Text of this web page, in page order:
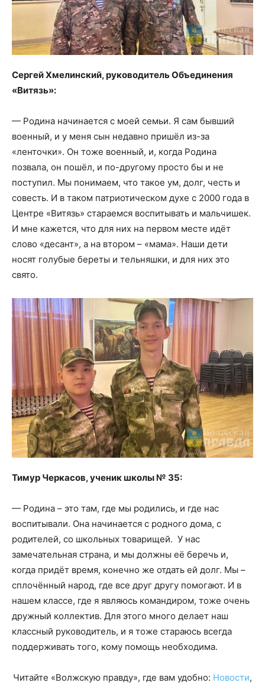
Сергей Хмелинский, руководитель Объединения
«Витязь»:
— Родина начинается с моей семьи. Я сам бывший
военный, и у меня сын недавно пришёл из-за
«ленточки». Он тоже военный, и, когда Родина
позвала, он пошёл, и по-другому просто бы и не
поступил. Мы понимаем, что такое ум, долг, честь и
совесть. И в таком патриотическом духе с 2000 года в
Центре «Витязь» стараемся воспитывать и мальчишек.
И мне кажется, что для них на первом месте идёт
слово «десант», а на втором – «мама». Наши дети
носят голубые береты и тельняшки, и для них это
свято.
Тимур Черкасов, ученик школы № 35:
— Родина – это там, где мы родились, и где нас
воспитывали. Она начинается с родного дома, с
родителей, со школьных товарищей. У нас
замечательная страна, и мы должны её беречь и,
когда придёт время, конечно же отдать ей долг. Мы –
сплочённый народ, где все друг другу помогают. И в
нашем классе, где я являюсь командиром, тоже очень
дружный коллектив. Для этого много делает наш
классный руководитель, и я тоже стараюсь всегда
поддерживать того, кому помощь необходима.
Читайте «Волжскую правду», где вам удобно: Новости,